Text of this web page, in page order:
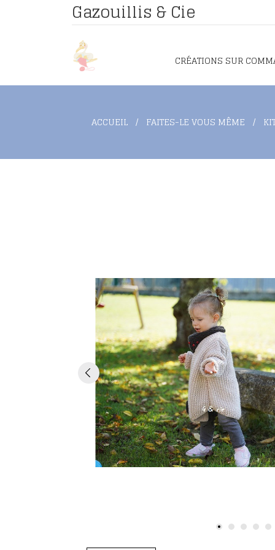
Gazouillis & Cie
CRÉATIONS SUR
ACCUEIL FAITES-LE VOUS MÊME